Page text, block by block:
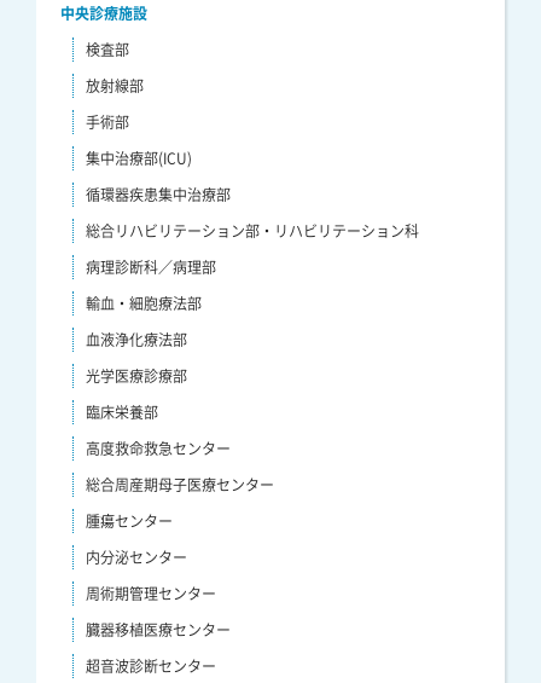
中央診療施設
検査部
放射線部
手術部
集中治療部(ICU)
循環器疾患集中治療部
総合リハビリテーション部・リハビリテーション科
病理診断科／病理部
輸血・細胞療法部
血液浄化療法部
光学医療診療部
臨床栄養部
高度救命救急センター
総合周産期母子医療センター
腫瘍センター
内分泌センター
周術期管理センター
臓器移植医療センター
超音波診断センター